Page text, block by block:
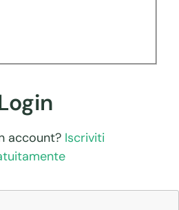
account? Iscriviti